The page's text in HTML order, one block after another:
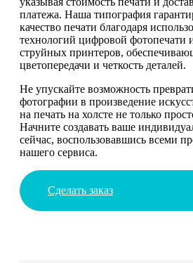
платежа. Наша типография
качество печати благодаря
технологий цифровой фотопечати
струйных принтеров,
цветопередачи и четкость деталей.
Не упускайте возможность
фотографии в произведение
на печать на холсте не только
Начните создавать ваше
сейчас, воспользовавшись всеми
нашего сервиса.
Сделать заказ